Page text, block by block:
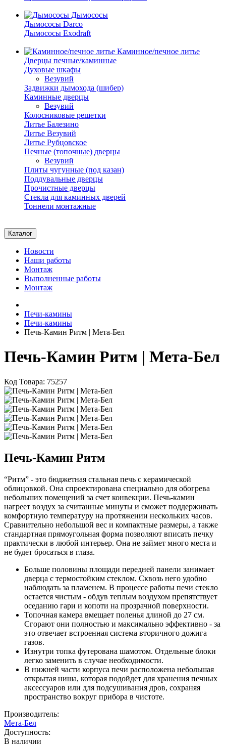
Дымососы
Дымососы Darco
Дымососы Exodraft
Каминное/печное литье
Дверцы печные/каминные
Духовые шкафы
Везувий
Задвижки дымохода (шибер)
Каминные дверцы
Везувий
Колосниковые решетки
Литье Балезино
Литье Везувий
Литье Рубцовское
Печные (топочные) дверцы
Везувий
Плиты чугунные (под казан)
Поддувальные дверцы
Прочистные дверцы
Стекла для каминных дверей
Тоннели монтажные
Каталог
Новости
Наши работы
Монтаж
Выполненные работы
Монтаж
Печи-камины
Печи-камины
Печь-Камин Ритм | Мета-Бел
Печь-Камин Ритм | Мета-Бел
Код Товара: 75257
Печь-Камин Ритм
“Ритм” - это бюджетная стальная печь с керамической
облицовкой. Она спроектирована специально для обогрева
небольших помещений за счет конвекции. Печь-камин
нагреет воздух за считанные минуты и сможет поддерживать
комфортную температуру на протяжении нескольких часов.
Сравнительно небольшой вес и компактные размеры, а также
стандартная прямоугольная форма позволяют вписать печку
практически в любой интерьер. Она не займет много места и
не будет бросаться в глаза.
Больше половины площади передней панели занимает
дверца с термостойким стеклом. Сквозь него удобно
наблюдать за пламенем. В процессе работы печи стекло
остается чистым - обдув теплым воздухом препятствует
оседанию гари и копоти на прозрачной поверхности.
Топочная камера вмещает поленья длиной до 27 см.
Сгорают они полностью и максимально эффективно - за
это отвечает встроенная система вторичного дожига
газов.
Изнутри топка футерована шамотом. Отдельные блоки
легко заменить в случае необходимости.
В нижней части корпуса печи расположена небольшая
открытая ниша, которая подойдет для хранения печных
аксессуаров или для подсушивания дров, сохраняя
пространство вокруг прибора в чистоте.
Производитель:
Мета-Бел
Доступность:
В наличии